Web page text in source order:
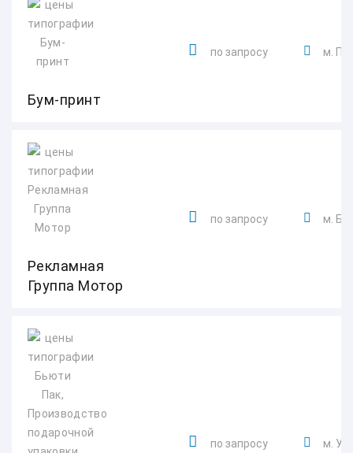
Бум-принт
по запросу м.
Рекламная
Группа Мотор
по запросу м.
по запросу м.